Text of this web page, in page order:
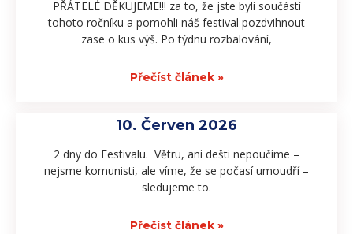
PŘÁTELÉ DĚKUJEME!!! za to, že jste byli součástí
tohoto ročníku a pomohli náš festival pozdvihnout
zase o kus výš. Po týdnu rozbalování,
Přečíst článek »
10. Červen 2026
2 dny do Festivalu. Větru, ani dešti nepoučíme –
nejsme komunisti, ale víme, že se počasí umoudří –
sledujeme to.
Přečíst článek »